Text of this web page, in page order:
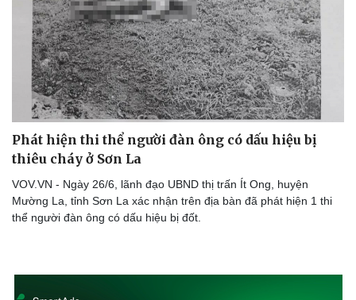
Hậu trường
Phát hiện thi thể người đàn ông có dấu hiệu bị
thiêu cháy ở Sơn La
VOV.VN - Ngày 26/6, lãnh đạo UBND thị trấn Ít Ong, huyện
Mường La, tỉnh Sơn La xác nhận trên địa bàn đã phát hiện 1 thi
thể người đàn ông có dấu hiệu bị đốt.